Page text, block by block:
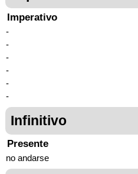
Imperativo
-
-
-
-
-
-
Infinitivo
Presente
no andarse